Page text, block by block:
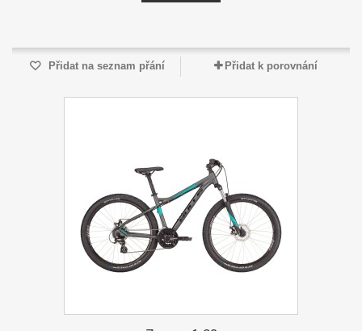
Přidat na seznam přání Přidat k porovnání